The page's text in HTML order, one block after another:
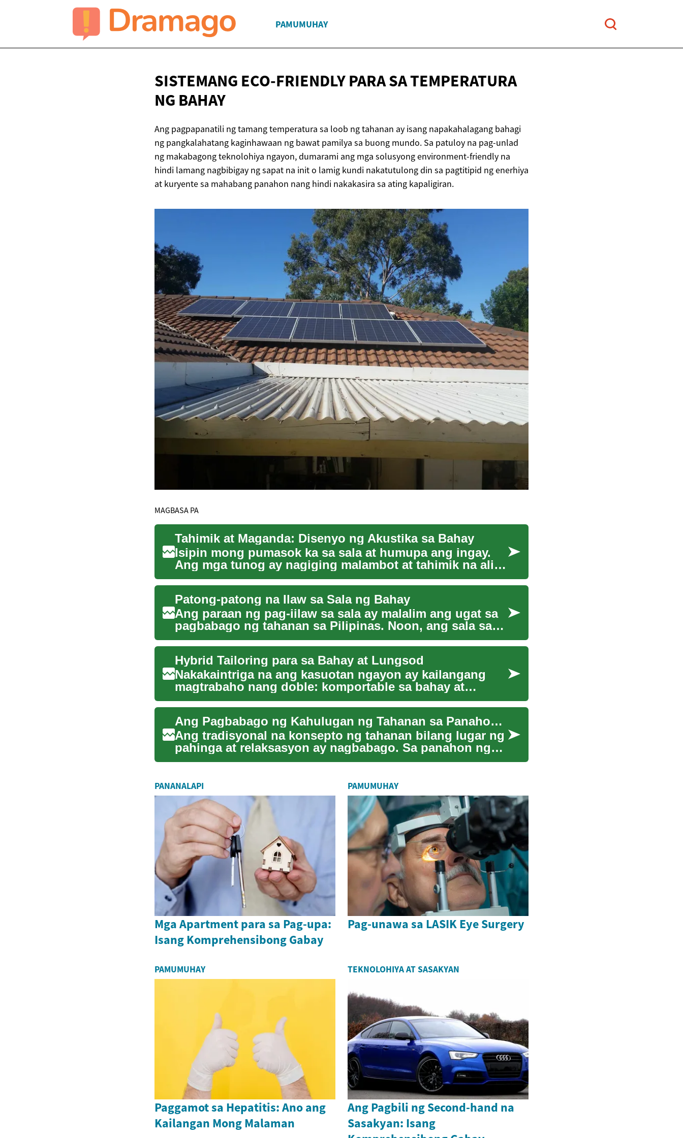
PAMUMUHAY
SISTEMANG ECO-FRIENDLY PARA SA TEMPERATURA
NG BAHAY
Ang pagpapanatili ng tamang temperatura sa loob ng tahanan ay isang napakahalagang bahagi
ng pangkalahatang kaginhawaan ng bawat pamilya sa buong mundo. Sa patuloy na pag-unlad
ng makabagong teknolohiya ngayon, dumarami ang mga solusyong environment-friendly na
hindi lamang nagbibigay ng sapat na init o lamig kundi nakatutulong din sa pagtitipid ng enerhiya
at kuryente sa mahabang panahon nang hindi nakakasira sa ating kapaligiran.
MAGBASA PA
Tahimik at Maganda: Disenyo ng Akustika sa Bahay
Isipin mong pumasok ka sa sala at humupa ang ingay.
Ang mga tunog ay nagiging malambot at tahimik na aliw.
Ito ay res...
Patong-patong na Ilaw sa Sala ng Bahay
Ang paraan ng pag-iilaw sa sala ay malalim ang ugat sa
pagbabago ng tahanan sa Pilipinas. Noon, ang sala sa
bahay kub...
Hybrid Tailoring para sa Bahay at Lungsod
Nakakaintriga na ang kasuotan ngayon ay kailangang
magtrabaho nang doble: komportable sa bahay at
presentable sa kals...
Ang Pagbabago ng Kahulugan ng Tahanan sa Panahon ng Hybrid Work
Ang tradisyonal na konsepto ng tahanan bilang lugar ng
pahinga at relaksasyon ay nagbabago. Sa panahon ng
hybrid work...
PANANALAPI
Mga Apartment para sa Pag-upa:
Isang Komprehensibong Gabay
PAMUMUHAY
Pag-unawa sa LASIK Eye Surgery
PAMUMUHAY
Paggamot sa Hepatitis: Ano ang
Kailangan Mong Malaman
TEKNOLOHIYA AT SASAKYAN
Ang Pagbili ng Second-hand na
Sasakyan: Isang